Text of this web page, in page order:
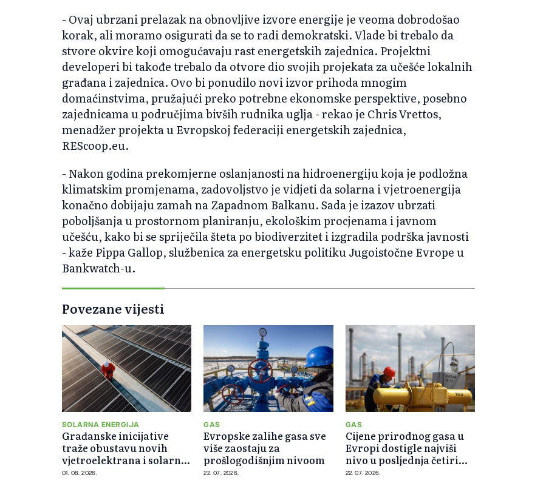
- Ovaj ubrzani prelazak na obnovljive izvore energije je veoma dobrodošao
korak, ali moramo osigurati da se to radi demokratski. Vlade bi trebalo da
stvore okvire koji omogućavaju rast energetskih zajednica. Projektni
developeri bi takođe trebalo da otvore dio svojih projekata za učešće lokalnih
građana i zajednica. Ovo bi ponudilo novi izvor prihoda mnogim
domaćinstvima, pružajući preko potrebne ekonomske perspektive, posebno
zajednicama u područjima bivših rudnika uglja - rekao je Chris Vrettos,
menadžer projekta u Evropskoj federaciji energetskih zajednica,
REScoop.eu.
- Nakon godina prekomjerne oslanjanosti na hidroenergiju koja je podložna
klimatskim promjenama, zadovoljstvo je vidjeti da solarna i vjetroenergija
konačno dobijaju zamah na Zapadnom Balkanu. Sada je izazov ubrzati
poboljšanja u prostornom planiranju, ekološkim procjenama i javnom
učešću, kako bi se spriječila šteta po biodiverzitet i izgradila podrška javnosti
- kaže Pippa Gallop, službenica za energetsku politiku Jugoistočne Evrope u
Bankwatch-u.
Povezane vijesti
SOLARNA ENERGIJA
Građanske inicijative
traže obustavu novih
vjetroelektrana i solarnih
elektrana u Kantonu 10
01. 08. 2026.
GAS
Evropske zalihe gasa sve
više zaostaju za
prošlogodišnjim nivoom
22. 07. 2026.
GAS
Cijene prirodnog gasa u
Evropi dostigle najviši
nivo u posljednja četiri
mjeseca
22. 07. 2026.